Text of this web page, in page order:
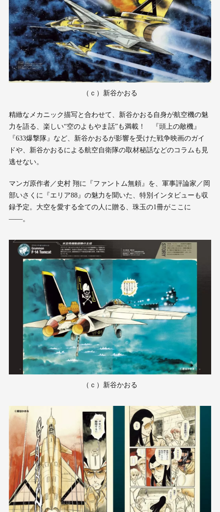
（ｃ）新谷かおる
精緻なメカニック描写と合わせて、新谷かおる自身が航空機の魅
力を語る、楽しい“空のよもやま話”も満載！ 『頭上の敵機』
『633爆撃隊』など、新谷かおるが影響を受けた戦争映画のガイ
ドや、新谷かおるによる航空自衛隊の取材秘話などのコラムも見
逃せない。
マンガ原作者／史村 翔に『ファントム無頼』を、軍事評論家／岡
部いさくに『エリア88』の魅力を聞いた、特別インタビューも収
録予定。大空を愛する全ての人に贈る、珠玉の1冊がここに
――。
（ｃ）新谷かおる